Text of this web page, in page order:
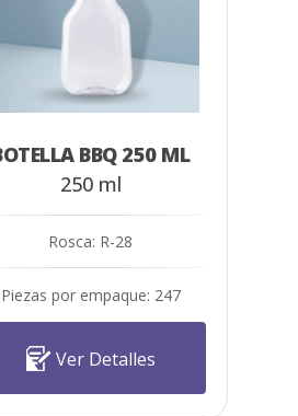
BBQ 250 ML
250 ml
Rosca: R-28
Piezas por empaque: 247
Ver Detalles